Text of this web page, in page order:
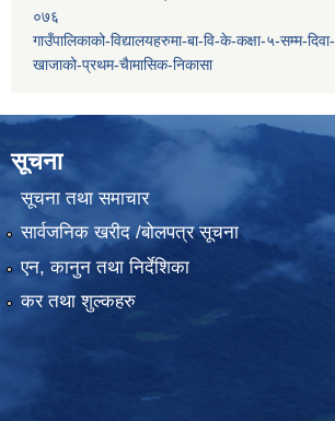
०७६
गाउँपालिकाको-विद्यालयहरुमा-बा-वि-के-कक्षा-५-सम्म-दिवा-
खाजाको-प्रथम-चैामासिक-निकासा
सूचना
सूचना तथा समाचार
सार्वजनिक खरीद /बोलपत्र सूचना
एन, कानुन तथा निर्देशिका
कर तथा शुल्कहरु